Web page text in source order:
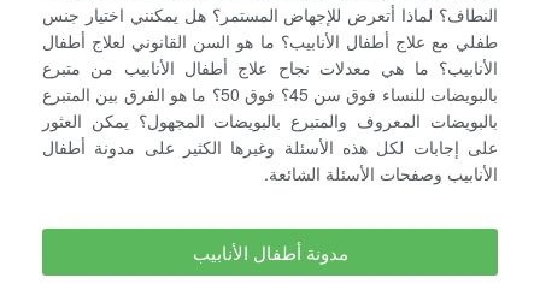
النطاف؟ لماذا أتعرض للإجهاض المستمر؟ هل يمكنني اختيار جنس
طفلي مع علاج أطفال الأنابيب؟ ما هو السن القانوني لعلاج أطفال
الأنابيب؟ ما هي معدلات نجاح علاج أطفال الأنابيب من متبرع
بالبويضات للنساء فوق سن 45؟ فوق 50؟ ما هو الفرق بين المتبرع
بالبويضات المعروف والمتبرع بالبويضات المجهول؟ يمكن العثور
على إجابات لكل هذه الأسئلة وغيرها الكثير على مدونة أطفال
الأنابيب وصفحات الأسئلة الشائعة.
مدونة أطفال الأنابيب